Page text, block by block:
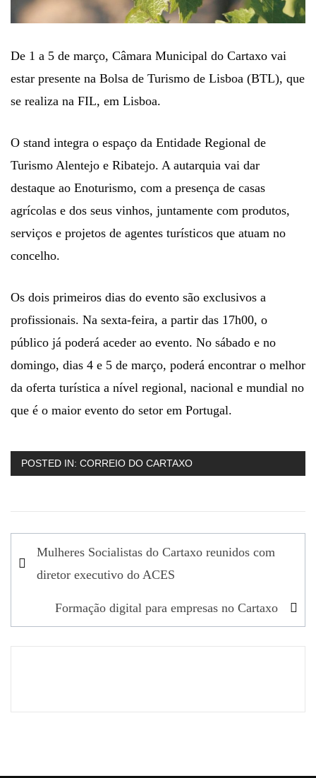
De 1 a 5 de março, Câmara Municipal do Cartaxo vai
estar presente na Bolsa de Turismo de Lisboa (BTL), que
se realiza na FIL, em Lisboa.
O stand integra o espaço da Entidade Regional de
Turismo Alentejo e Ribatejo. A autarquia vai dar
destaque ao Enoturismo, com a presença de casas
agrícolas e dos seus vinhos, juntamente com produtos,
serviços e projetos de agentes turísticos que atuam no
concelho.
Os dois primeiros dias do evento são exclusivos a
profissionais. Na sexta-feira, a partir das 17h00, o
público já poderá aceder ao evento. No sábado e no
domingo, dias 4 e 5 de março, poderá encontrar o melhor
da oferta turística a nível regional, nacional e mundial no
que é o maior evento do setor em Portugal.
POSTED IN: CORREIO DO CARTAXO
Navegação
de
Mulheres Socialistas do Cartaxo reunidos com
diretor executivo do ACES
Formação digital para empresas no Cartaxo